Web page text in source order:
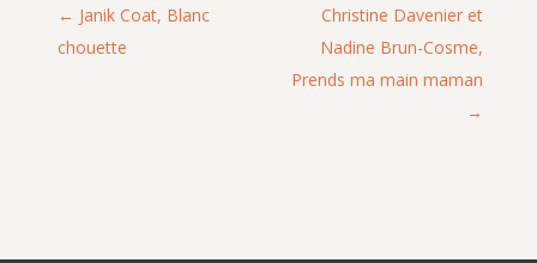
Christine Davenier et
Nadine Brun-Cosme,
Prends ma main maman
Janik Coat, Blanc
chouette